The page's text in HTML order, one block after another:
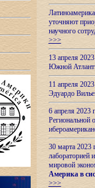
уточняют
научного
>>>
13 апреля
Южной
11 апреля
Эдуардо
6 апреля
Региональной
30 марта 2023
лабораторией
мировой
Америка в
>>>